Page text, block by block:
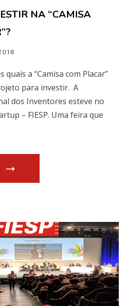
NA “CAMISA
quais a “Camisa com Placar”
para investir. A
dos Inventores esteve no
– FIESP. Uma feira que